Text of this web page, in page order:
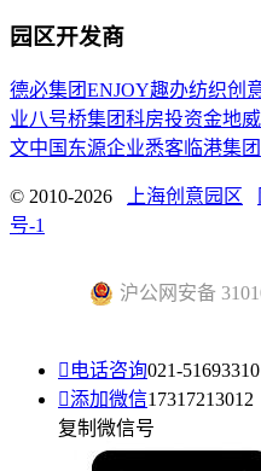
园区开发商
德必集团ENJOY趣办纺织创
业八号桥集团科房投资金地
文中国 东源企业悉客 临港集团
© 2010-2026 上海创意园区
号-1
沪公网安备
 电话咨询021-51693310
添加微信17317213012
复制微信号